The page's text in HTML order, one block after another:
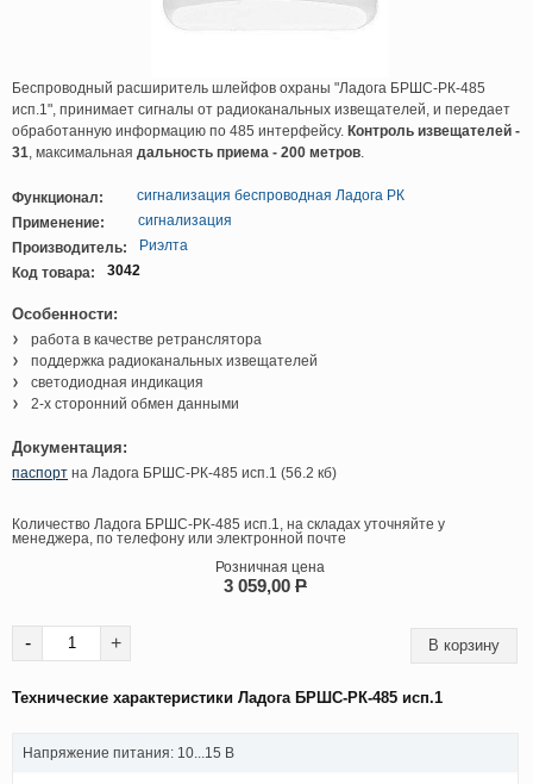
Беспроводный расширитель шлейфов охраны "Ладога БРШС-РК-485
исп.1", принимает сигналы от радиоканальных извещателей, и передает
обработанную информацию по 485 интерфейсу. Контроль извещателей -
31, максимальная дальность приема - 200 метров.
Функционал:
сигнализация беспроводная Ладога РК
Применение:
сигнализация
Производитель:
Риэлта
Код товара:
3042
Особенности:
работа в качестве ретранслятора
поддержка радиоканальных извещателей
светодиодная индикация
2-х сторонний обмен данными
Документация:
паспорт на Ладога БРШС-РК-485 исп.1 (56.2 кб)
Количество Ладога БРШС-РК-485 исп.1, на складах уточняйте у
менеджера, по телефону или электронной почте
Розничная цена
3 059,00 P
- +
Технические характеристики Ладога БРШС-РК-485 исп.1
Напряжение питания: 10...15 В